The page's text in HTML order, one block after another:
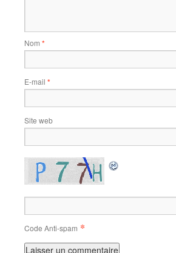
Nom *
E-mail *
Site web
Code Anti-spam *